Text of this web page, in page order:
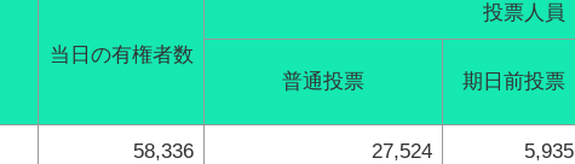
当日の有権者数
投票人員
普通投票
期日前投票
58,336 27,524 5,935